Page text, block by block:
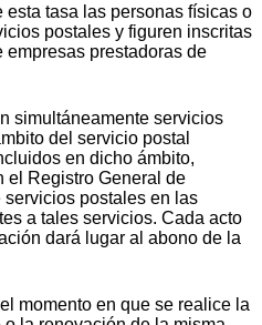
tasa las personas físicas o
postales y figuren inscritas
prestadoras de
simultáneamente servicios
del servicio postal
en dicho ámbito,
el Registro General de
postales en las
a tales servicios. Cada acto
dará lugar al abono de la
momento en que se realice la